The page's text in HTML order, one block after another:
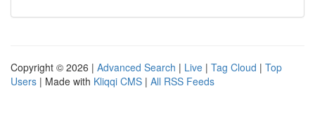
Copyright © 2026 | Advanced Search | Live | Tag Cloud | Top
Users | Made with Kliqqi CMS | All RSS Feeds